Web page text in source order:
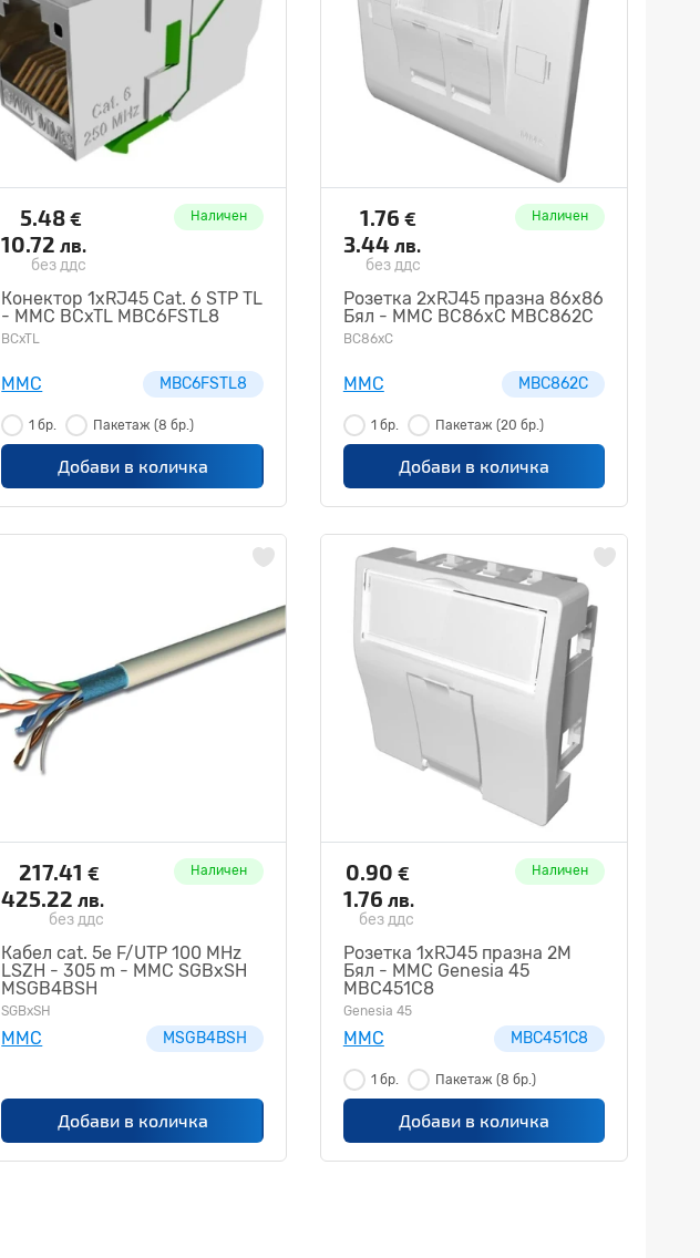
5.48€
10.72лв.
без ддс
Наличен
Конектор 1xRJ45 Cat. 6 STP TL
- MMC BCxTL MBC6FSTL8
BCxTL
MMC MBC6FSTL8
1 бр. Пакетаж(8 бр.)
Добави в количка
1.76 €
3.44 лв.
без ддс
Наличен
Розетка 2xRJ45 празна 86х86
Бял - MMC BC86xC MBC862C
BC86xC
MMC MBC862C
1 бр. Пакетаж (20 бр.)
Добави в количка
217.41€
425.22 лв.
без ддс
Наличен
Кабел cat. 5e F/UTP 100 MHz
LSZH - 305 m - MMC SGBxSH
MSGB4BSH
SGBxSH
MMC MSGB4BSH
Добави в количка
0.90 €
1.76 лв.
без ддс
Наличен
Розетка 1xRJ45 празна 2М
Бял - MMC Genesia 45
MBC451C8
Genesia 45
MMC MBC451C8
1 бр. Пакетаж (8 бр.)
Добави в количка